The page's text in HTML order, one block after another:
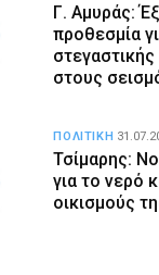
Γ. Αμυράς:
προθεσμία
στους
Τσίμαρης:
για το νερό
οικισμούς
ΠΟΛΙΤΙΚΗ